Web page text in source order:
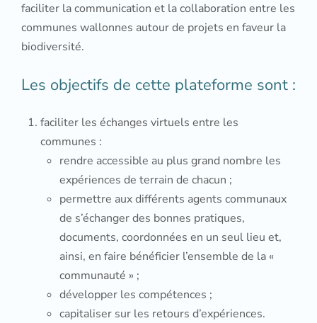
faciliter la communication et la collaboration entre les
communes wallonnes autour de projets en faveur la
biodiversité.
Les objectifs de cette plateforme sont :
faciliter les échanges virtuels entre les
communes :
rendre accessible au plus grand nombre les
expériences de terrain de chacun ;
permettre aux différents agents communaux
de s’échanger des bonnes pratiques,
documents, coordonnées en un seul lieu et,
ainsi, en faire bénéficier l’ensemble de la «
communauté » ;
développer les compétences ;
capitaliser sur les retours d’expériences.